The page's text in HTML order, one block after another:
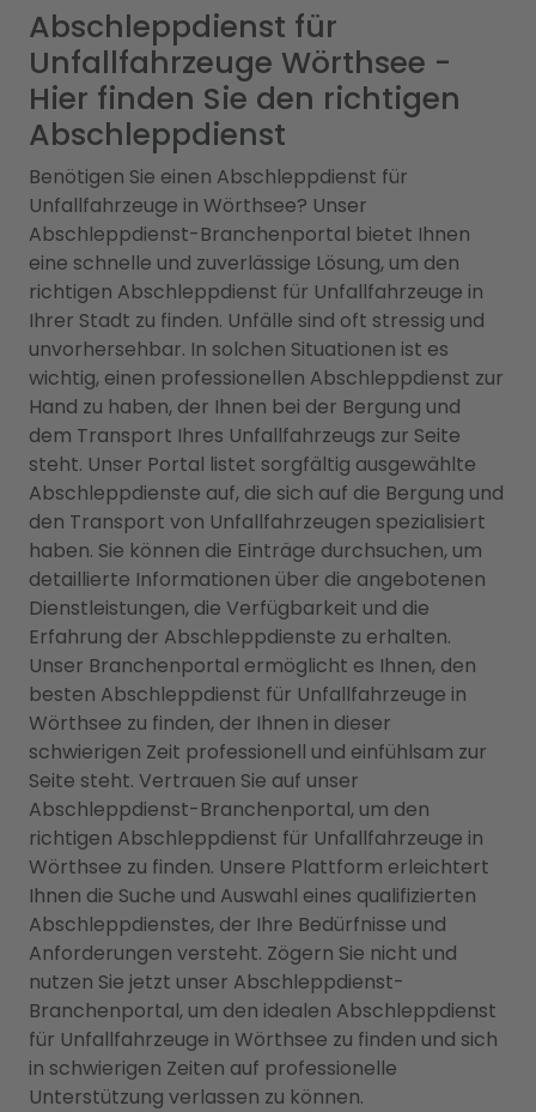
Abschleppdienst für
Unfallfahrzeuge Wörthsee -
Hier finden Sie den richtigen
Abschleppdienst
Benötigen Sie einen Abschleppdienst für
Unfallfahrzeuge in Wörthsee? Unser
Abschleppdienst-Branchenportal bietet Ihnen
eine schnelle und zuverlässige Lösung, um den
richtigen Abschleppdienst für Unfallfahrzeuge in
Ihrer Stadt zu finden. Unfälle sind oft stressig und
unvorhersehbar. In solchen Situationen ist es
wichtig, einen professionellen Abschleppdienst zur
Hand zu haben, der Ihnen bei der Bergung und
dem Transport Ihres Unfallfahrzeugs zur Seite
steht. Unser Portal listet sorgfältig ausgewählte
Abschleppdienste auf, die sich auf die Bergung und
den Transport von Unfallfahrzeugen spezialisiert
haben. Sie können die Einträge durchsuchen, um
detaillierte Informationen über die angebotenen
Dienstleistungen, die Verfügbarkeit und die
Erfahrung der Abschleppdienste zu erhalten.
Unser Branchenportal ermöglicht es Ihnen, den
besten Abschleppdienst für Unfallfahrzeuge in
Wörthsee zu finden, der Ihnen in dieser
schwierigen Zeit professionell und einfühlsam zur
Seite steht. Vertrauen Sie auf unser
Abschleppdienst-Branchenportal, um den
richtigen Abschleppdienst für Unfallfahrzeuge in
Wörthsee zu finden. Unsere Plattform erleichtert
Ihnen die Suche und Auswahl eines qualifizierten
Abschleppdienstes, der Ihre Bedürfnisse und
Anforderungen versteht. Zögern Sie nicht und
nutzen Sie jetzt unser Abschleppdienst-
Branchenportal, um den idealen Abschleppdienst
für Unfallfahrzeuge in Wörthsee zu finden und sich
in schwierigen Zeiten auf professionelle
Unterstützung verlassen zu können.